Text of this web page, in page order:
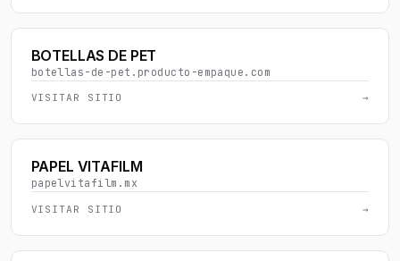
BOTELLAS DE PET
botellas-de-pet.producto-empaque.com
VISITAR SITIO →
PAPEL VITAFILM
papelvitafilm.mx
VISITAR SITIO →